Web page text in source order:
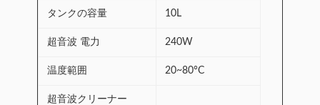
タンクの容量 10L
超音波 電力 240W
温度範囲 20~80°C
超音波クリーナー